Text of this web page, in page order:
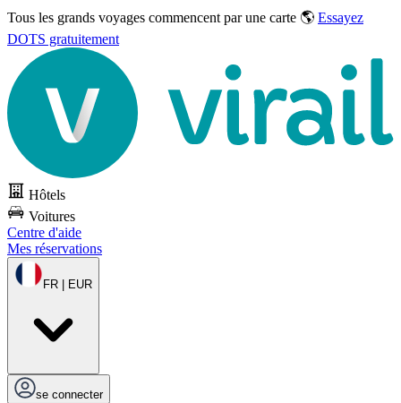
Tous les grands voyages commencent par une carte 🌎 Essayez
DOTS gratuitement
Hôtels
Voitures
Centre d'aide
Mes réservations
FR | EUR
se connecter